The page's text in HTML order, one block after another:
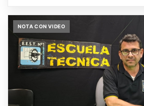
NOTA CON VIDEO